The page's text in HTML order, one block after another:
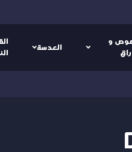
و
العدسة